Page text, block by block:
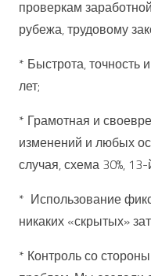
проверкам
рубежа, трудовому
* Быстрота,
лет;
* Грамотная и
изменений и любых
случая, схема 30%,
* Использование
никаких «скрытых»
* Контроль со